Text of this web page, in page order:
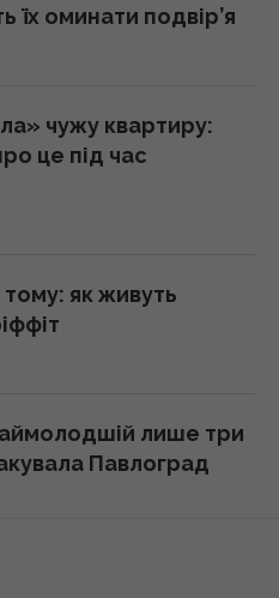
програми,
ядерну зброю
назвали
і є майстром
їх оминати подвір’я
чужу квартиру:
це під час
тому: як живуть
лише три
Павлоград